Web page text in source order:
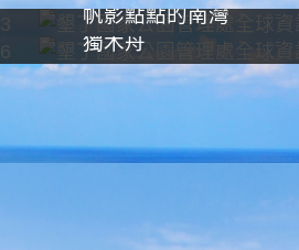
帆影點點的南灣
獨木舟